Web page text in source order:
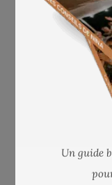
Avant le
les
Expliquez les
de gérer le
les
événement
Un guide